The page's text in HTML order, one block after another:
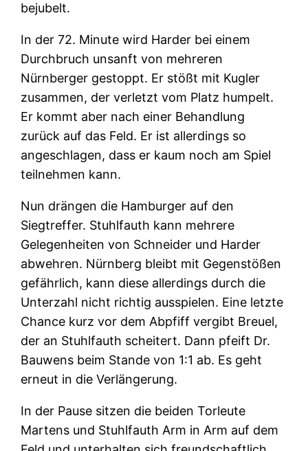
bejubelt.
In der 72. Minute wird Harder bei einem
Durchbruch unsanft von mehreren
Nürnberger gestoppt. Er stößt mit Kugler
zusammen, der verletzt vom Platz humpelt.
Er kommt aber nach einer Behandlung
zurück auf das Feld. Er ist allerdings so
angeschlagen, dass er kaum noch am Spiel
teilnehmen kann.
Nun drängen die Hamburger auf den
Siegtreffer. Stuhlfauth kann mehrere
Gelegenheiten von Schneider und Harder
abwehren. Nürnberg bleibt mit Gegenstößen
gefährlich, kann diese allerdings durch die
Unterzahl nicht richtig ausspielen. Eine letzte
Chance kurz vor dem Abpfiff vergibt Breuel,
der an Stuhlfauth scheitert. Dann pfeift Dr.
Bauwens beim Stande von 1:1 ab. Es geht
erneut in die Verlängerung.
In der Pause sitzen die beiden Torleute
Martens und Stuhlfauth Arm in Arm auf dem